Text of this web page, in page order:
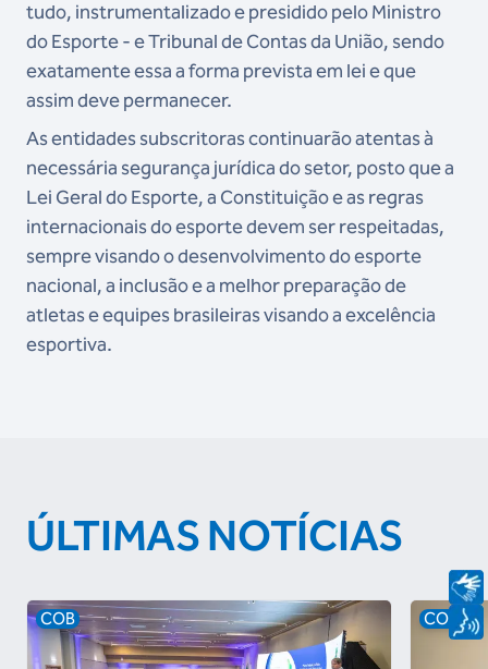
tudo, instrumentalizado e presidido pelo Ministro
doEsporte - e Tribunal de Contas da União, sendo
exatamente essa a forma prevista em lei e que
assimdeve permanecer.
As entidades subscritoras continuarão atentas à
necessária segurança jurídica do setor, posto que a
Lei Geral do Esporte, a Constituição e as regras
internacionais do esporte devem ser respeitadas,
semprevisando o desenvolvimento do esporte
nacional, a inclusão e a melhor preparação de
atletas e equipesbrasileiras visando a excelência
esportiva.
ÚLTIMAS NOTÍCIAS
COB COB